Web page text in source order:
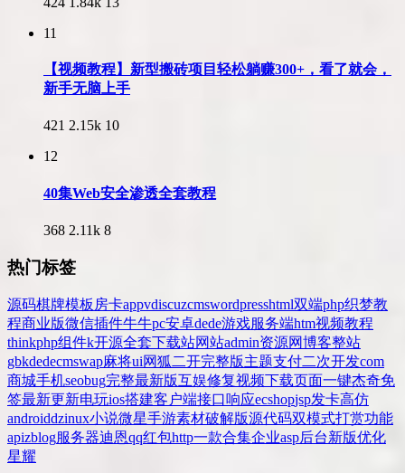
11
【视频教程】新型搬砖项目轻松躺赚300+，看了就会，
新手无脑上手
421 2.15k 10
12
40集Web安全渗透全套教程
368 2.11k 8
热门标签
源码棋牌模板 房卡appvdiscuzcmswordpresshtml双端php织梦教
程商业版微信插件牛牛pc安卓dede游戏服务端htm视频教程
thinkphp组件k开源全套下载站网站admin资源网博客整站
gbkdedecmswap麻将ui网狐 二开完整版主题支付二次开发com
商城手机seobug完整最新版互娱修复视频下载页面一键杰奇免
签最新更新电玩ios搭建客户端接口响应ecshopjsp发卡高仿
androiddzinux小说微星手游素材破解版源代码双模式打赏功能
apizblog服务器迪恩qq红包http一款合集企业asp后台新版优化
星耀